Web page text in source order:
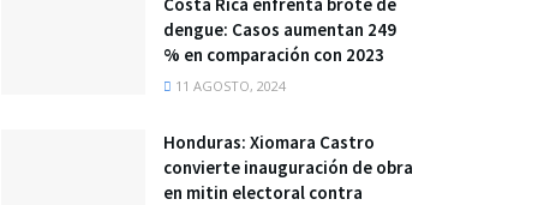
dengue: Casos aumentan 249
% en comparación con 2023
11 AGOSTO, 2024
Honduras: Xiomara Castro
convierte inauguración de obra
en mitin electoral contra